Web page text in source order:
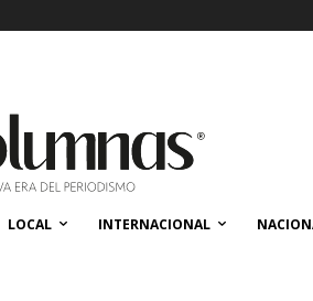
LOCAL INTERNACIONAL